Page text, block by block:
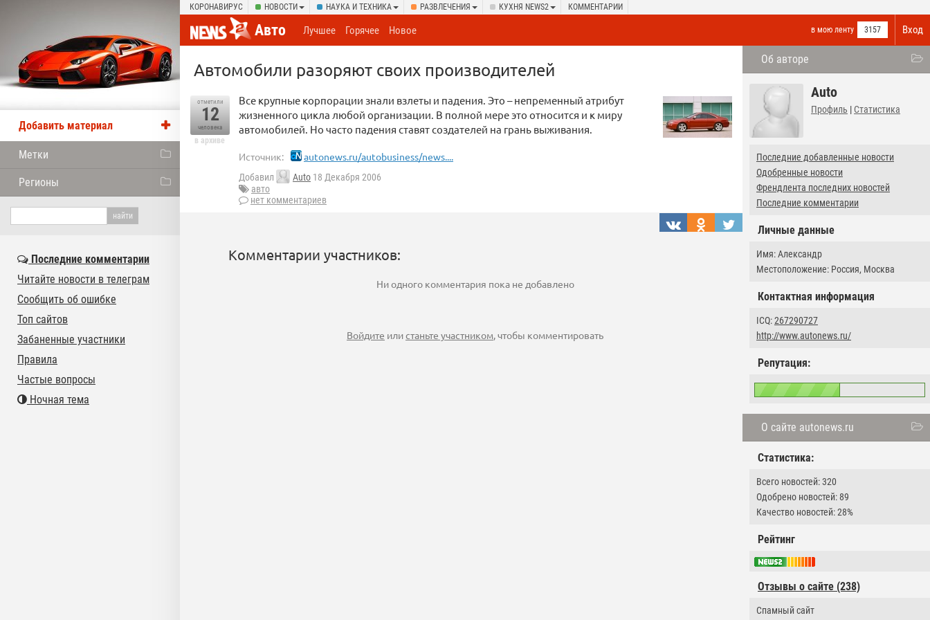
КОРОНАВИРУС НОВОСТИ НАУКА И ТЕХНИКА РАЗВЛЕЧЕНИЯ КУХНЯ NEWS2 КОММЕНТАРИИ
Вход
Авто в мою ленту 3157
Лучшее Горячее Новое
Об авторе
Auto
Профиль | Статистика
Последние добавленные новости
Одобренные новости
Френдлента последних новостей
Последние комментарии
Личные данные
Имя: Александр
Местоположение: Россия, Москва
Контактная информация
ICQ:267290727
http://www.autonews.ru/
Репутация:
О сайте autonews.ru
Статистика:
Всего новостей: 320
Одобрено новостей: 89
Качество новостей: 28%
Рейтинг
Отзывы о сайте (238)
Cпамный сайт
Автомобили разоряют своих производителей
отметили
12
человека
в архиве
Все крупные корпорации знали взлеты и падения. Это – непременный атрибут
жизненного цикла любой организации. В полной мере это относится и к миру
автомобилей. Но часто падения ставят создателей на грань выживания.
Источник: autonews.ru/autobusiness/news....
Добавил Auto 18 Декабря 2006
авто
нет комментариев
Комментарии участников:
Ни одного комментария пока не добавлено
Войдите илистаньте участником, чтобы комментировать
Добавить материал
Метки
Регионы
Последние комментарии
Читайте новости в телеграм
Сообщить об ошибке
Топ сайтов
Забаненные участники
Правила
Частые вопросы
Ночная тема